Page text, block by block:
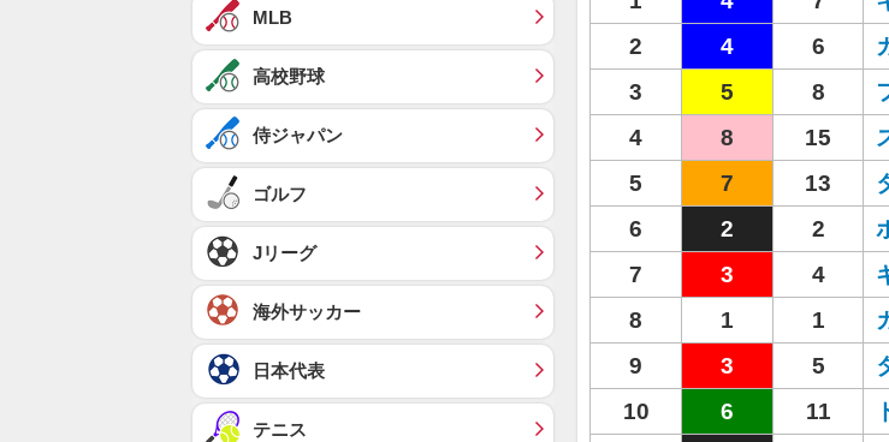
2
4 6
3
5 8
4
8 15
5
7 13
6
2 2
7
3 4
8
1 1
9
3 5
10
6 11
MLB
高校野球
侍ジャパン
ゴルフ
Jリーグ
海外サッカー
日本代表
テニス